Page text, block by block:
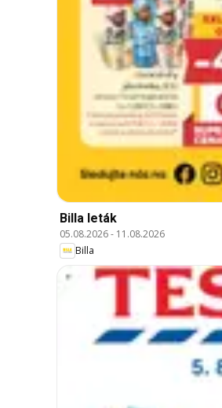
Billa leták
05.08.2026- 11.08.2026
Billa